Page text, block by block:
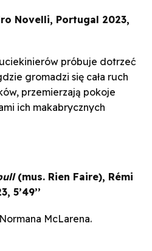
Novelli, Portugal 2023,
próbuje dotrzeć
gromadzi się cała ruch
przemierzają pokoje
ich makabrycznych
(mus. Rien Faire), Rémi
5’49’’
McLarena.